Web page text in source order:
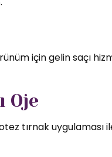
için gelin saçı
Oje
tırnak